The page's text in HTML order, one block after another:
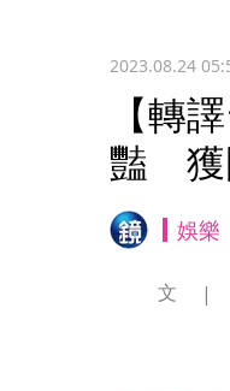
2023.08.24
【轉
豔 獲
娛樂
文